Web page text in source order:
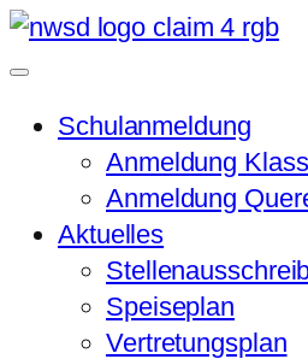
Schulanmeldung
Anmeldung
Anmeldung
Aktuelles
Speiseplan
Vertretungsplan